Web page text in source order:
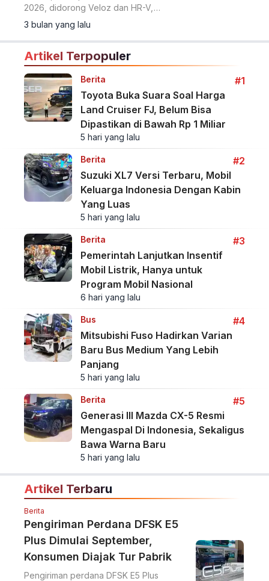
2026, didorong Veloz dan HR-V,
sementara EV menurun.
3 bulan yang lalu
Artikel Terpopuler
Berita
#1
Toyota Buka Suara Soal Harga
Land Cruiser FJ, Belum Bisa
Dipastikan di Bawah Rp 1 Miliar
5 hari yang lalu
Berita
#2
Suzuki XL7 Versi Terbaru, Mobil
Keluarga Indonesia Dengan Kabin
Yang Luas
5 hari yang lalu
Berita
#3
Pemerintah Lanjutkan Insentif
Mobil Listrik, Hanya untuk
Program Mobil Nasional
6 hari yang lalu
Bus
#4
Mitsubishi Fuso Hadirkan Varian
Baru Bus Medium Yang Lebih
Panjang
5 hari yang lalu
Berita
#5
Generasi III Mazda CX-5 Resmi
Mengaspal Di Indonesia, Sekaligus
Bawa Warna Baru
5 hari yang lalu
Artikel Terbaru
Berita
Pengiriman Perdana DFSK E5
Plus Dimulai September,
Konsumen Diajak Tur Pabrik
Pengiriman perdana DFSK E5 Plus